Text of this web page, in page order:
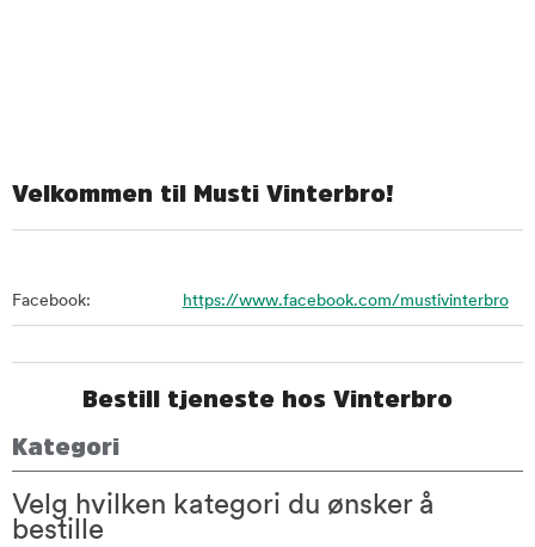
Velkommen til Musti Vinterbro!
Facebook: https://www.facebook.com/mustivinterbro
Bestill tjeneste hos Vinterbro
Kategori
Velg hvilken kategori du ønsker å
bestille